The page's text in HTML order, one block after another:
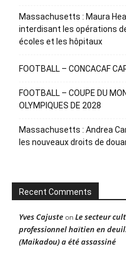
Massachusetts : Maura
interdisant les opérations
écoles et les hôpitaux
FOOTBALL – CONCACAF
FOOTBALL – COUPE DU
OLYMPIQUES DE 2028
Massachusetts : Andrea
les nouveaux droits de
Recent Comments
Yves CajusteonLe secteur
professionnel haïtien en
(Maikadou) a été assassiné